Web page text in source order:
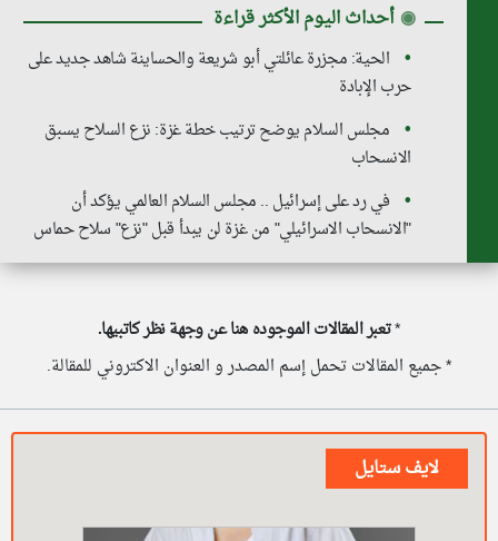
◉ أحداث اليوم الأكثر قراءة
الحية: مجزرة عائلتي أبو شريعة والحساينة شاهد جديد على
حرب الإبادة
مجلس السلام يوضح ترتيب خطة غزة: نزع السلاح يسبق
الانسحاب
في رد على إسرائيل .. مجلس السلام العالمي يؤكد أن
"الانسحاب الاسرائيلي" من غزة لن يبدأ قبل "نزع" سلاح حماس
*تعبر المقالات الموجوده هنا عن وجهة نظر كاتبيها.
* جميع المقالات تحمل إسم المصدر و العنوان الاكتروني للمقالة.
لايف ستايل